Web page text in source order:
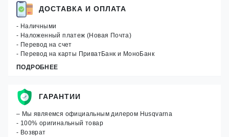
ДОСТАВКА И ОПЛАТА
- Наличными
- Наложенный платеж (Новая Почта)
- Перевод на счет
- Перевод на карты ПриватБанк и МоноБанк
ПОДРОБНЕЕ
ГАРАНТИИ
– Мы являемся официальным дилером Husqvarna
- 100% оригинальный товар
- Возврат